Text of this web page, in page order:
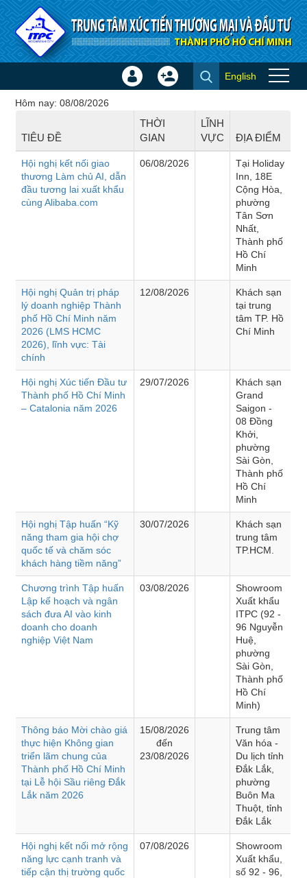
Truy cập nội dung luôn
Hội thảo - Đào tạo
Đăng
Tạo
English
Hôm nay: 08/08/2026
TIÊU ĐỀ
THỜI
GIAN
LĨNH
VỰC
ĐỊA ĐIỂM
Hội nghị kết nối giao
thương Làm chủ AI, dẫn
đầu tương lai xuất khẩu
cùng Alibaba.com
06/08/2026
Tại Holiday
Inn, 18E
Cộng Hòa,
phường
Tân Sơn
Nhất,
Thành phố
Hồ Chí
Minh
Hội nghị Quản trị pháp
lý doanh nghiệp Thành
phố Hồ Chí Minh năm
2026 (LMS HCMC
2026), lĩnh vực: Tài
chính
12/08/2026
Khách sạn
tại trung
tâm TP. Hồ
Chí Minh
Hội nghị Xúc tiến Đầu tư
Thành phố Hồ Chí Minh
– Catalonia năm 2026
29/07/2026
Khách sạn
Grand
Saigon -
08 Đồng
Khởi,
phường
Sài Gòn,
Thành phố
Hồ Chí
Minh
Hội nghị Tập huấn “Kỹ
năng tham gia hội chợ
quốc tế và chăm sóc
khách hàng tiềm năng”
30/07/2026
Khách sạn
trung tâm
TP.HCM.
Chương trình Tập huấn
Lập kế hoạch và ngân
sách đưa AI vào kinh
doanh cho doanh
nghiệp Việt Nam
03/08/2026
Showroom
Xuất khẩu
ITPC (92 -
96 Nguyễn
Huệ,
phường
Sài Gòn,
Thành phố
Hồ Chí
Minh)
Thông báo Mời chào giá
thực hiện Không gian
triển lãm chung của
Thành phố Hồ Chí Minh
tại Lễ hội Sầu riêng Đắk
Lắk năm 2026
15/08/2026
đến
23/08/2026
Trung tâm
Văn hóa -
Du lịch tỉnh
Đắk Lắk,
phường
Buôn Ma
Thuột, tỉnh
Đắk Lắk
Hội nghị kết nối mở rộng
năng lực cạnh tranh và
tiếp cận thị trường quốc
07/08/2026
Showroom
Xuất khẩu,
số 92 - 96,